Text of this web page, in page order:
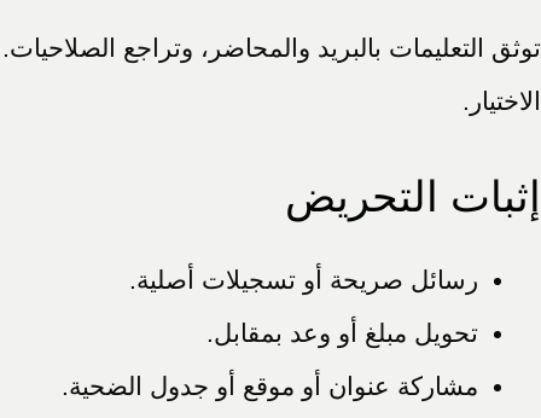
توثق التعليمات بالبريد والمحاضر، وتراجع
الاختيار.
إثبات التحريض
رسائل صريحة أو تسجيلات أصلية.
تحويل مبلغ أو وعد بمقابل.
مشاركة عنوان أو موقع أو جدول الضحية.